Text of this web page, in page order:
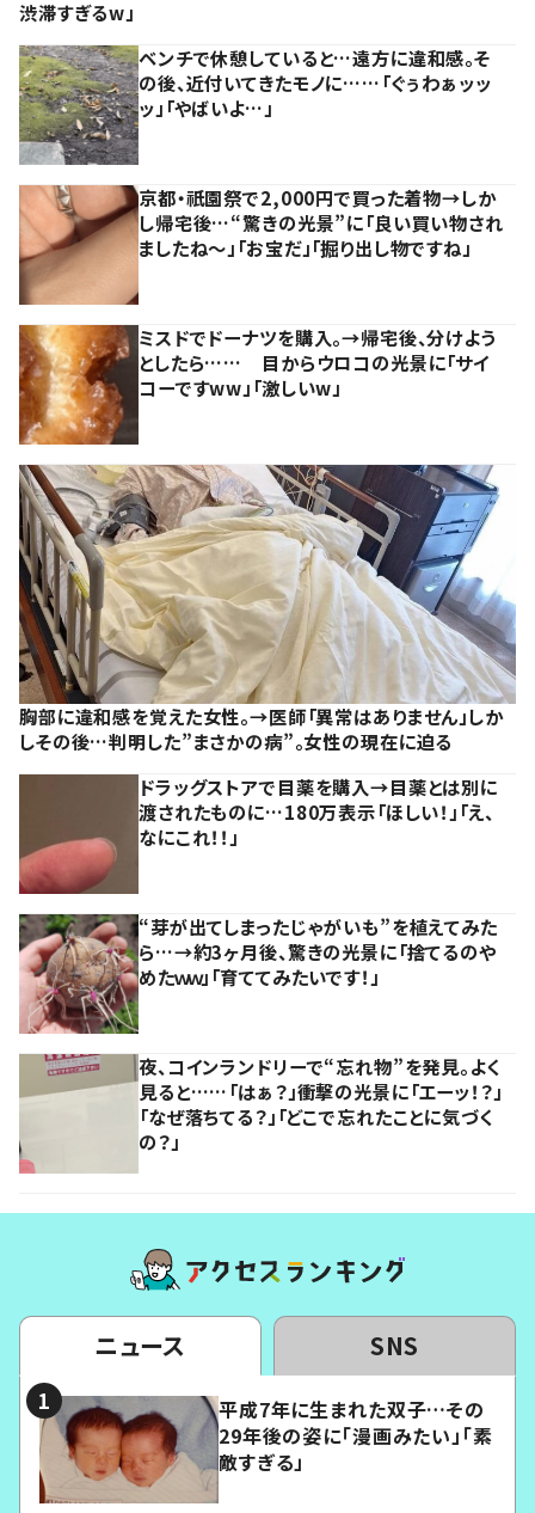
渋滞すぎるw」
ベンチで休憩していると…遠方に違和感。そ
の後、近付いてきたモノに……「ぐぅわぁッッ
ッ」「やばいよ…」
京都・祇園祭で2,000円で買った着物→しか
し帰宅後…“驚きの光景”に「良い買い物され
ましたね～」「お宝だ」「掘り出し物ですね」
ミスドでドーナツを購入。→帰宅後、分けよう
としたら…… 目からウロコの光景に「サイ
コーですww」「激しいw」
胸部に違和感を覚えた女性。→医師「異常はありません」しか
しその後…判明した”まさかの病”。女性の現在に迫る
ドラッグストアで目薬を購入→目薬とは別に
渡されたものに…180万表示「ほしい！」「え、
なにこれ！！」
“芽が出てしまったじゃがいも”を植えてみた
ら…→約3ヶ月後、驚きの光景に「捨てるのや
めたｗｗ」「育ててみたいです！」
夜、コインランドリーで“忘れ物”を発見。よく
見ると……「はぁ？」衝撃の光景に「エーッ！？」
「なぜ落ちてる？」「どこで忘れたことに気づく
の？」
ニュース SNS
平成7年に生まれた双子…その
29年後の姿に「漫画みたい」「素
敵すぎる」